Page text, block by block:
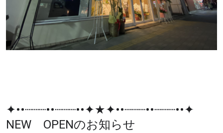
✦••┈┈┈••┈┈┈••✦★✦••┈┈┈••┈┈┈••✦
NEW OPENのお知らせ